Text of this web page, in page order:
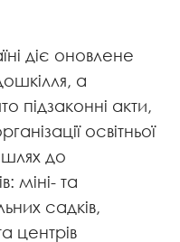
діє оновлене
а
підзаконні акти,
освітньої
шлях до
міні- та
садків,
центрів